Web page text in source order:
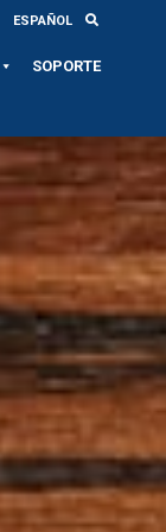
ESPAÑOL
SOPORTE